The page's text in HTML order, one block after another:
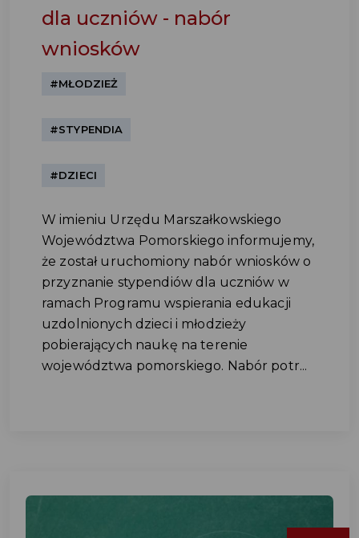
dla uczniów - nabór
wniosków
#MŁODZIEŻ
#STYPENDIA
#DZIECI
W imieniu Urzędu Marszałkowskiego
Województwa Pomorskiego informujemy,
że został uruchomiony nabór wniosków o
przyznanie stypendiów dla uczniów w
ramach Programu wspierania edukacji
uzdolnionych dzieci i młodzieży
pobierających naukę na terenie
województwa pomorskiego. Nabór potr...